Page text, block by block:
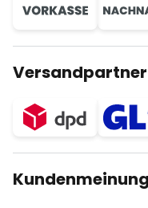
Versandpartner